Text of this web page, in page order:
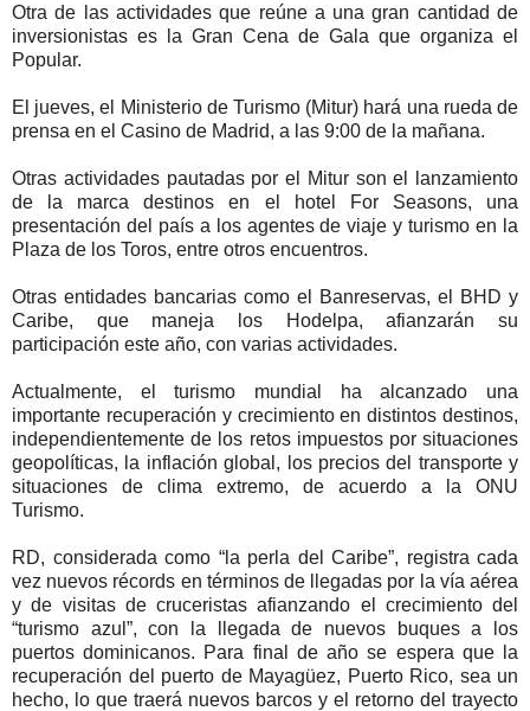
Otra de las actividades que reúne a una gran cantidad de
inversionistas es la Gran Cena de Gala que organiza el
Popular.
El jueves, el Ministerio de Turismo (Mitur) hará una rueda de
prensa en el Casino de Madrid, a las 9:00 de la mañana.
Otras actividades pautadas por el Mitur son el lanzamiento
de la marca destinos en el hotel For Seasons, una
presentación del país a los agentes de viaje y turismo en la
Plaza de los Toros, entre otros encuentros.
Otras entidades bancarias como el Banreservas, el BHD y
Caribe, que maneja los Hodelpa, afianzarán su
participación este año, con varias actividades.
Actualmente, el turismo mundial ha alcanzado una
importante recuperación y crecimiento en distintos destinos,
independientemente de los retos impuestos por situaciones
geopolíticas, la inflación global, los precios del transporte y
situaciones de clima extremo, de acuerdo a la ONU
Turismo.
RD, considerada como “la perla del Caribe”, registra cada
vez nuevos récords en términos de llegadas por la vía aérea
y de visitas de cruceristas afianzando el crecimiento del
“turismo azul”, con la llegada de nuevos buques a los
puertos dominicanos. Para final de año se espera que la
recuperación del puerto de Mayagüez, Puerto Rico, sea un
hecho, lo que traerá nuevos barcos y el retorno del trayecto